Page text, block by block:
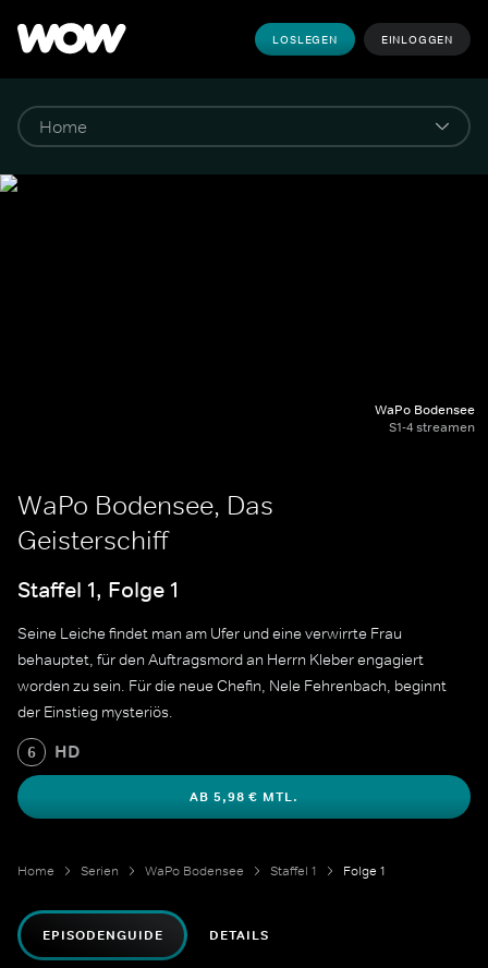
LOSLEGEN EINLOGGEN
WaPo Bodensee
S1-4 streamen
WaPo Bodensee, Das
Geisterschiff
Staffel 1, Folge 1
Seine Leiche findet man am Ufer und eine verwirrte Frau
behauptet, für den Auftragsmord an Herrn Kleber engagiert
worden zu sein. Für die neue Chefin, Nele Fehrenbach, beginnt
der Einstieg mysteriös.
6 HD
AB 5,98 € MTL.
Home Serien WaPo Bodensee Staffel 1 Folge 1
EPISODENGUIDE DETAILS